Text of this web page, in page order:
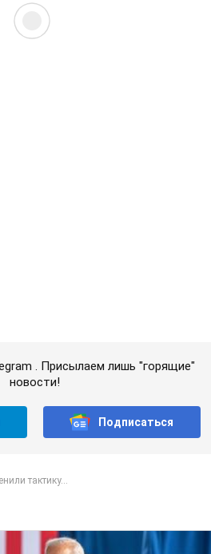
. Присылаем лишь "горящие"
новости!
Подписаться
тактику...